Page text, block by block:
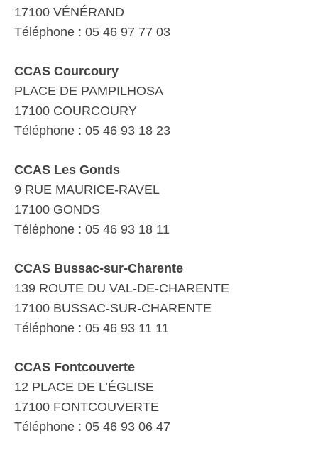
17100 VÉNÉRAND
Téléphone : 05 46 97 77 03
CCAS Courcoury
PLACE DE PAMPILHOSA
17100 COURCOURY
Téléphone : 05 46 93 18 23
CCAS Les Gonds
9 RUE MAURICE-RAVEL
17100 GONDS
Téléphone : 05 46 93 18 11
CCAS Bussac-sur-Charente
139 ROUTE DU VAL-DE-CHARENTE
17100 BUSSAC-SUR-CHARENTE
Téléphone : 05 46 93 11 11
CCAS Fontcouverte
12 PLACE DE L’ÉGLISE
17100 FONTCOUVERTE
Téléphone : 05 46 93 06 47